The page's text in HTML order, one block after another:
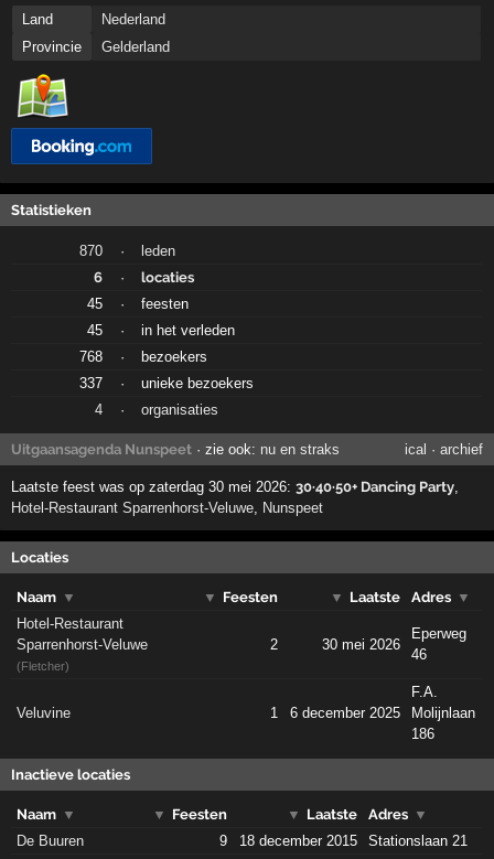
Land
Nederland
Provincie
Gelderland
Statistieken
870 ·
leden
6
·
locaties
45
·
feesten
45
·
in het verleden
768
·
bezoekers
337
·
unieke bezoekers
4
· organisaties
Uitgaansagenda Nunspeet · zie ook: nu en straks ical · archief
Laatste feest was op zaterdag 30 mei 2026:30·40·50+ Dancing Party,
Hotel-Restaurant Sparrenhorst-Veluwe, Nunspeet
Locaties
Naam ▼ ▼ Feesten ▼ Laatste Adres ▼
Hotel-Restaurant
Sparrenhorst-Veluwe
(Fletcher)
2 30 mei 2026
Eperweg
46
Veluvine 1 6 december 2025
F.A.
Molijnlaan
186
Inactieve locaties
Naam ▼ ▼ Feesten ▼ Laatste Adres ▼
De Buuren
9 18 december 2015
Stationslaan 21